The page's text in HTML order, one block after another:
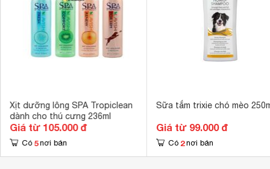
Xịt dưỡng lông SPA Tropiclean
dành cho thú cưng 236ml
Giá từ 105.000 đ
Có 5 nơi bán
Sữa tắm trixie chó mèo
Giá từ 99.000 đ
Có 2 nơi bán